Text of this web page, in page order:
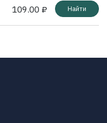
109.00 ₽ Найти